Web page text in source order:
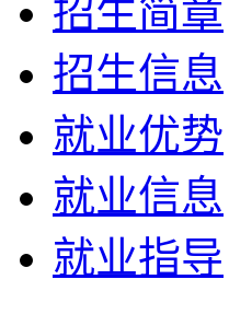
招生简章
招生信息
就业优势
就业信息
就业指导